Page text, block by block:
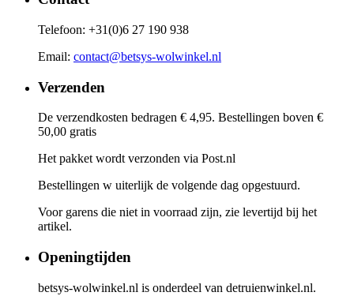
Telefoon: +31(0)6 27 190 938
Email: contact@betsys-wolwinkel.nl
Verzenden
De verzendkosten bedragen € 4,95. Bestellingen boven €
50,00 gratis
Het pakket wordt verzonden via Post.nl
Bestellingen w uiterlijk de volgende dag opgestuurd.
Voor garens die niet in voorraad zijn, zie levertijd bij het
artikel.
Openingtijden
betsys-wolwinkel.nl is onderdeel van detruienwinkel.nl.